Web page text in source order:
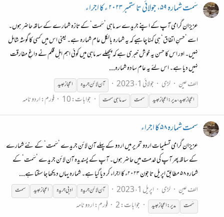
سَمت شمارہ ۵۹، جولائی تا ستمبر ۲۰۲۳ ء کا اجراء
عزیزان گرامی آپ کے اپنے جریدے سہ ماہی ’سَمت‘ کے تازہ شمارے کے ساتھ حاضر ہوں۔
اسے ’حسنِ اتفاق‘ ہی کہنا چاہیے کہ یہ شمارہ بالکل عام شمارہ ہے۔ یعنی اس میں کسی کا گوشہ شامل
نہیں۔ اور اس کا حسن یہ خوش خبری ہے کہ پچھلے سہ ماہی میں کوئی اہم اہل قلم نے داغِ مفارقت
نہیں دیا ہے۔ اس لئے یہ عام سادہ شمارہ...
الف عین
لڑی جولائی 1، 2023 آنلائنجریدہ
اعجاز عبید
اعجاز عبید، مدیر: اعجاز عبید
سمت سہ ماہی سمت جوابات: 10 فورم:اردو نامہ
سمت شمارہ ۵۸ کا اجراء
عزیزان گرامی تسلیمات اردو تحریر میں اردو کے پہلے آن لائن جریدے ’سَمت‘ کے نئے شمارے
کے ساتھ پھر آپ کی خدمت میں حاضر ہوں۔ آپ کے پسندیدہ آن لائن جریدے ’سَمت‘ کے
شمارہ ۵۸ مطابق اپریل تا جون ۲۰۲۳ء کا اجراء کر دیا گیا ہے۔ شمارہ یہاں دیکھا جا سکتا ہے...
الف عین
لڑی اپریل 1، 2023 آنلائنجریدہ ادبیجریدہ اعجاز عبید
سمت
سَمت
مدیر:اعجاز عبید جوابات: 2 فورم:اردو نامہ